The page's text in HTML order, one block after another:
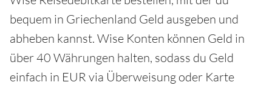
bequem in Griechenland Geld ausgeben und
abheben kannst. Wise Konten können Geld in
über 40 Währungen halten, sodass du Geld
einfach in EUR via Überweisung oder Karte